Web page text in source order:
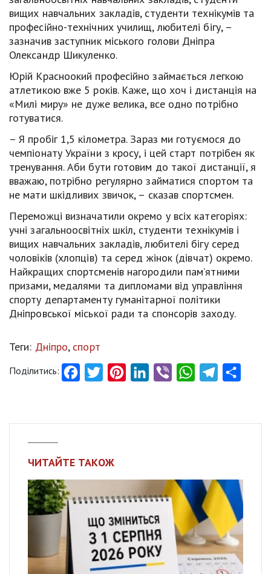
вищих навчальних закладів, студенти технікумів та
професійно-технічних училищ, любителі бігу, –
зазначив заступник міського голови Дніпра
Олександр Шикуленко.
Юрій Красноокий професійно займається легкою
атлетикою вже 5 років. Каже, що хоч і дистанція на
«Милі миру» не дуже велика, все одно потрібно
готуватися.
– Я пробіг 1,5 кілометра. Зараз ми готуємося до
чемпіонату України з кросу, і цей старт потрібен як
тренування. Аби бути готовим до такої дистанції, я
вважаю, потрібно регулярно займатися спортом та
не мати шкідливих звичок, – сказав спортсмен.
Переможці визначатили окремо у всіх категоріях:
учні загальноосвітніх шкіл, студенти технікумів і
вищих навчальних закладів, любителі бігу серед
чоловіків (хлопців) та серед жінок (дівчат) окремо.
Найкращих спортсменів нагородили пам’ятними
призами, медалями та дипломами від управління
спорту департаменту гуманітарної політики
Дніпровської міської ради та спонсорів заходу.
Теги: Дніпро, спорт
Поділитись: FacebookTwitter PinterestLinkedInViber WhatsAppTelegram
ЧИТАЙТЕ ТАКОЖ